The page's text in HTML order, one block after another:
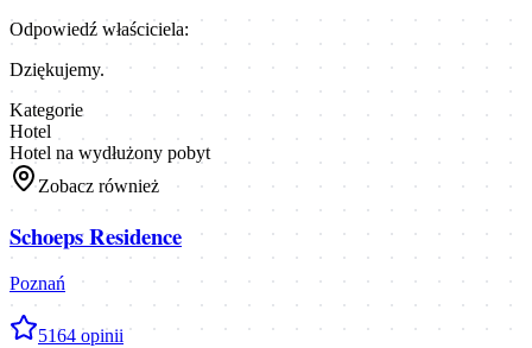
Odpowiedź właściciela:
Dziękujemy.
Kategorie
Hotel
Hotel na wydłużony pobyt
Zobacz również
Schoeps Residence
Poznań
5164 opinii